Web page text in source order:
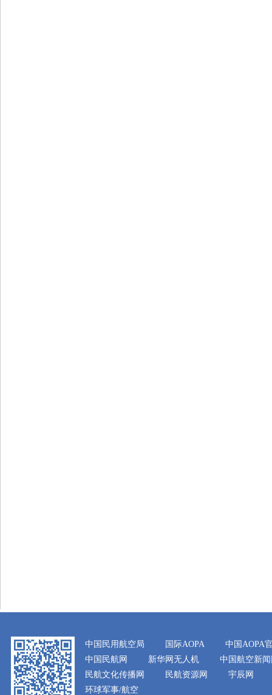
中国民用航空局 国际AOPA
中国AOPA
中国民航网
新华网无人机
中国航空新
民航文化传播网
民航资源网
宇辰网
环球军事/航空